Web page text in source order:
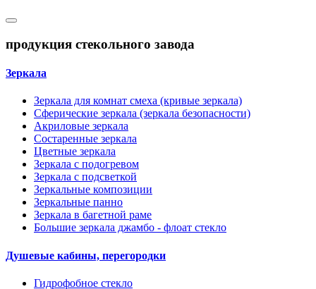
продукция стекольного завода
Зеркала
Зеркала для комнат смеха (кривые зеркала)
Сферические зеркала (зеркала безопасности)
Акриловые зеркала
Состаренные зеркала
Цветные зеркала
Зеркала с подогревом
Зеркала с подсветкой
Зеркальные композиции
Зеркальные панно
Зеркала в багетной раме
Большие зеркала джамбо - флоат стекло
Душевые кабины, перегородки
Гидрофобное стекло